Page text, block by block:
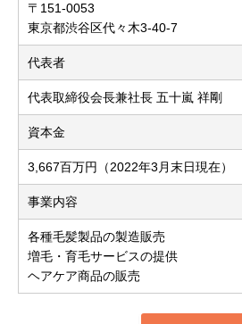
〒151-0053
東京都渋谷区代々木3-40-7
代表者
代表取締役会長兼社長 五十嵐 祥剛
資本金
3,667百万円（2022年3月末日現在）
事業内容
各種毛髪製品の製造販売
増毛・育毛サービスの提供
ヘアケア商品の販売